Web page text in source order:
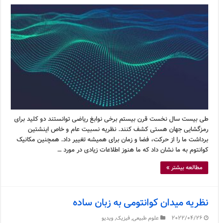
طی بیست سال نخست قرن بیستم برخی نوابغ ریاضی توانستند دو کلید برای
رمزگشایی جهان هستی کشف کنند. نظریه نسبیت عام و خاص اینشتین
برداشت ما را از حرکت، فضا و زمان برای همیشه تغییر داد. همچنین مکانیک
کوانتوم به ما نشان داد که ما هنوز اطلاعات زیادی در مورد …
مطالعه بیشتر »
نظریه میدان کوانتومی به زبان ساده
2022/04/26 علوم طبیعی,فیزیک,ویدیو